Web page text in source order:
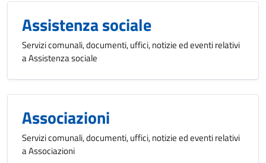
Assistenza sociale
Servizi comunali, documenti, uffici, notizie ed eventi relativi
a Assistenza sociale
Associazioni
Servizi comunali, documenti, uffici, notizie ed eventi relativi
a Associazioni